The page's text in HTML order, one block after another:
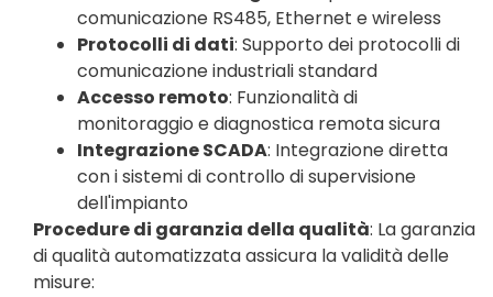
comunicazione RS485, Ethernet e wireless
Protocolli di dati: Supporto dei protocolli di
comunicazione industriali standard
Accesso remoto: Funzionalità di
monitoraggio e diagnostica remota sicura
Integrazione SCADA: Integrazione diretta
con i sistemi di controllo di supervisione
dell'impianto
Procedure di garanzia della qualità: La garanzia
di qualità automatizzata assicura la validità delle
misure: